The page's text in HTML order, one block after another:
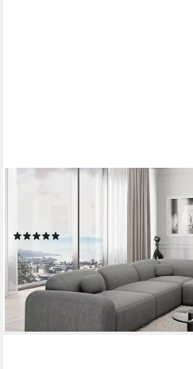
Ecksofa Stoff Eckcouch
(2)
2.249,00 € 3.549,00 €
-37%
lieferbar in 9 Wochen
+10